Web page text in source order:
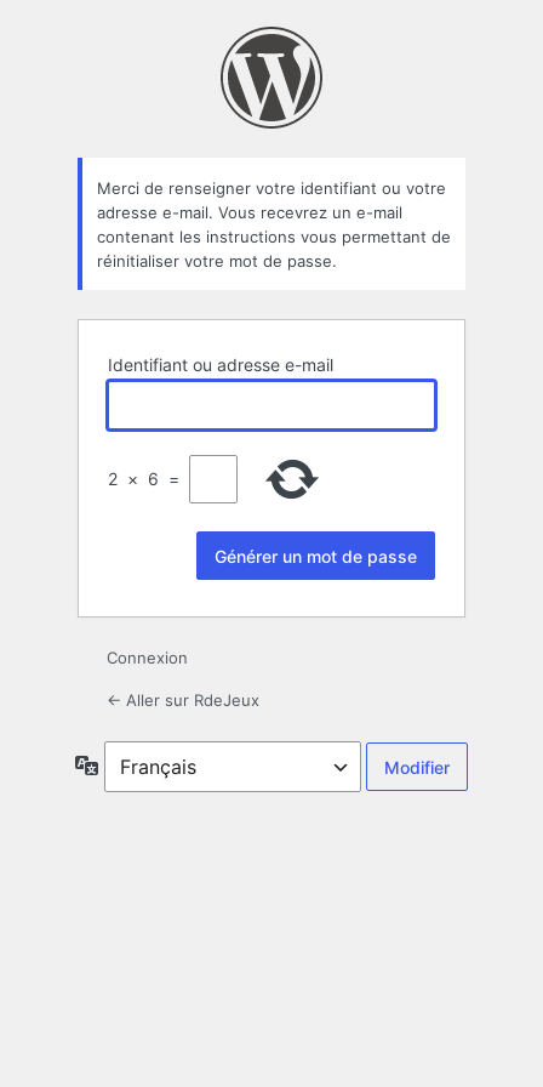
oublié
Merci de renseigner votre identifiant ou votre
adresse e-mail. Vous recevrez un e-mail
contenant les instructions vous permettant de
réinitialiser votre mot de passe.
Identifiant ou adresse e-mail
2 × 6 =
Connexion
← Aller sur RdeJeux
Langue